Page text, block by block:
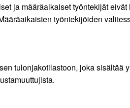
ja määräaikaiset työntekijät
työntekijöiden
tulonjakotilastoon, joka